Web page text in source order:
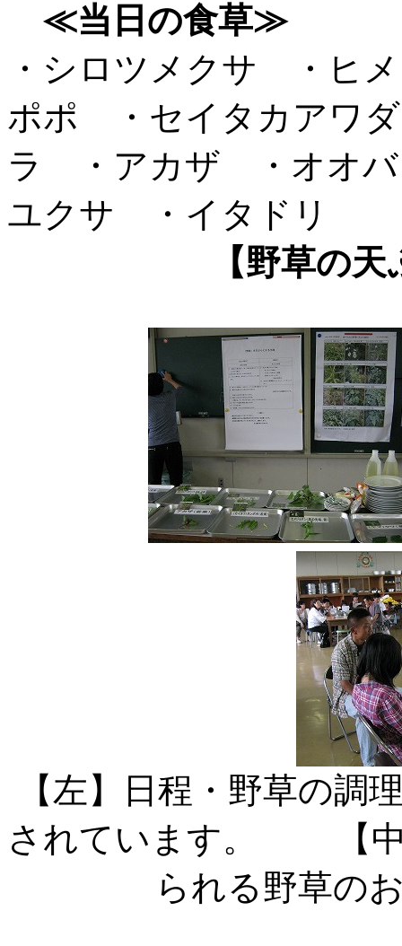
≪当日の食草≫
・シロツメクサ ・ヒ
ポポ ・セイタカアワ
ラ ・アカザ ・オオ
ユクサ ・イタドリ
【野草の
【左】日程・野草の調
されています。 【
られる野草の